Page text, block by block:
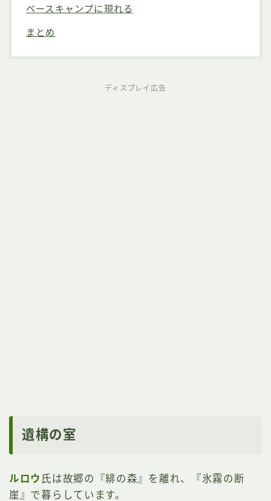
ベースキャンプに現れる
まとめ
ディスプレイ広告
遺構の室
ルロウ 氏は故郷の『緋の森』を離れ、『氷霧の断
崖』で暮らしています。